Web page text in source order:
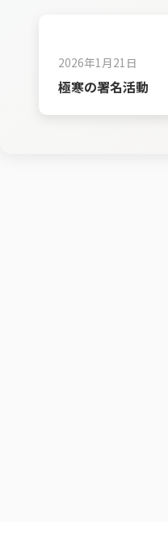
2026年1月21日
極寒の署名活動